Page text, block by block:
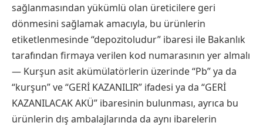
sağlanmasından yükümlü olan üreticilere geri
dönmesini sağlamak amacıyla, bu ürünlerin
etiketlenmesinde “depozitoludur” ibaresi ile Bakanlık
tarafından firmaya verilen kod numarasının yer almalı
— Kurşun asit akümülatörlerin üzerinde “Pb” ya da
“kurşun” ve “GERİ KAZANILIR” ifadesi ya da “GERİ
KAZANILACAK AKÜ” ibaresinin bulunması, ayrıca bu
ürünlerin dış ambalajlarında da aynı ibarelerin